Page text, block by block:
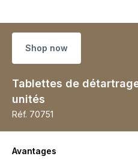
Shop now
Tablettes de
unités
Réf. 70751
Avantages